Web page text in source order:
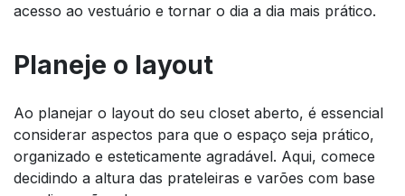
acesso ao vestuário e tornar o dia a dia mais prático.
Planeje o layout
Ao planejar o layout do seu closet aberto, é essencial
considerar aspectos para que o espaço seja prático,
organizado e esteticamente agradável. Aqui, comece
decidindo a altura das prateleiras e varões com base